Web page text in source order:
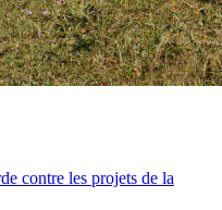
contre les projets de la